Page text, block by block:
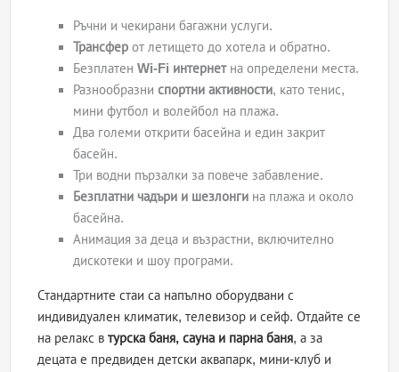
Ръчни и чекирани багажни услуги.
Трансфер от летището до хотела и обратно.
БезплатенWi-Fi интернетна определени места.
Разнообразниспортни активности, като тенис,
мини футбол и волейбол на плажа.
Два големи открити басейна и един закрит
басейн.
Три водни пързалки за повече забавление.
Безплатни чадъри и шезлонги на плажа и около
басейна.
Анимация за деца и възрастни, включително
дискотеки и шоу програми.
Стандартните стаи са напълно оборудвани с
индивидуален климатик, телевизор и сейф. Отдайте се
на релакс втурска баня, сауна и парна баня, а за
децата е предвиден детски аквапарк, мини-клуб и